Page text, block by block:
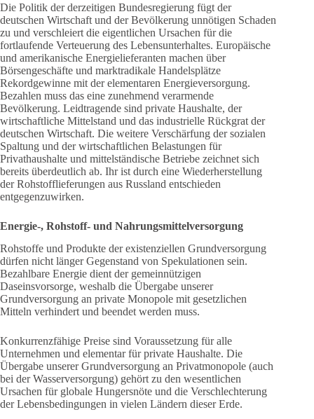
Die Politik der derzeitigen Bundesregierung fügt der
deutschen Wirtschaft und der Bevölkerung unnötigen Schaden
zu und verschleiert die eigentlichen Ursachen für die
fortlaufende Verteuerung des Lebensunterhaltes. Europäische
und amerikanische Energielieferanten machen über
Börsengeschäfte und marktradikale Handelsplätze
Rekordgewinne mit der elementaren Energieversorgung.
Bezahlen muss das eine zunehmend verarmende
Bevölkerung. Leidtragende sind private Haushalte, der
wirtschaftliche Mittelstand und das industrielle Rückgrat der
deutschen Wirtschaft. Die weitere Verschärfung der sozialen
Spaltung und der wirtschaftlichen Belastungen für
Privathaushalte und mittelständische Betriebe zeichnet sich
bereits überdeutlich ab. Ihr ist durch eine Wiederherstellung
der Rohstofflieferungen aus Russland entschieden
entgegenzuwirken.
Energie-, Rohstoff- und Nahrungsmittelversorgung
Rohstoffe und Produkte der existenziellen Grundversorgung
dürfen nicht länger Gegenstand von Spekulationen sein.
Bezahlbare Energie dient der gemeinnützigen
Daseinsvorsorge, weshalb die Übergabe unserer
Grundversorgung an private Monopole mit gesetzlichen
Mitteln verhindert und beendet werden muss.
Konkurrenzfähige Preise sind Voraussetzung für alle
Unternehmen und elementar für private Haushalte. Die
Übergabe unserer Grundversorgung an Privatmonopole (auch
bei der Wasserversorgung) gehört zu den wesentlichen
Ursachen für globale Hungersnöte und die Verschlechterung
der Lebensbedingungen in vielen Ländern dieser Erde.